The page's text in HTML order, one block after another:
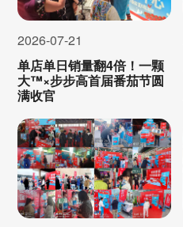
2026-07-21
单店单日销量翻4倍！一颗
大™×步步高首届番茄节圆
满收官